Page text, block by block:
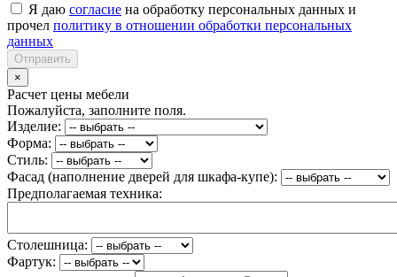
Я даю согласие на обработку персональных данных и
прочел политику в отношении обработки персональных
данных
Отправить
×
Расчет цены мебели
Пожалуйста, заполните поля.
Изделие:
Форма:
Стиль:
Фасад (наполнение дверей для шкафа-купе):
Предполагаемая техника:
Столешница:
Фартук: